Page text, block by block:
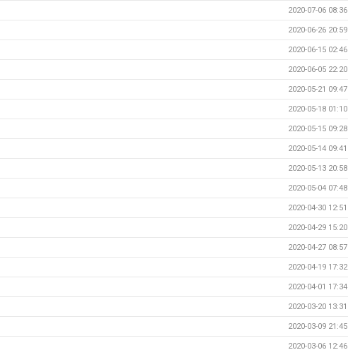
2020-07-06 08:36
2020-06-26 20:59
2020-06-15 02:46
2020-06-05 22:20
2020-05-21 09:47
2020-05-18 01:10
2020-05-15 09:28
2020-05-14 09:41
2020-05-13 20:58
2020-05-04 07:48
2020-04-30 12:51
2020-04-29 15:20
2020-04-27 08:57
2020-04-19 17:32
2020-04-01 17:34
2020-03-20 13:31
2020-03-09 21:45
2020-03-06 12:46